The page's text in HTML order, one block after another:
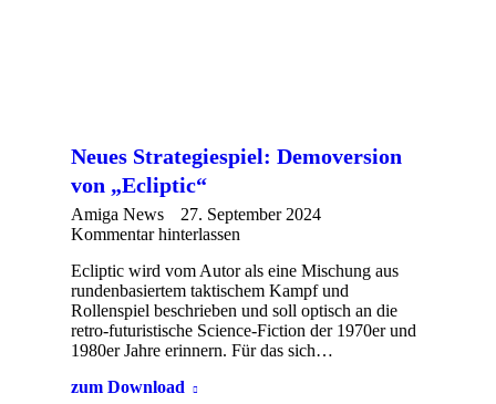
Neues Strategiespiel: Demoversion
von „Ecliptic“
Amiga News
27. September 2024
Kommentar hinterlassen
Ecliptic wird vom Autor als eine Mischung aus
rundenbasiertem taktischem Kampf und
Rollenspiel beschrieben und soll optisch an die
retro-futuristische Science-Fiction der 1970er und
1980er Jahre erinnern. Für das sich…
zum Download